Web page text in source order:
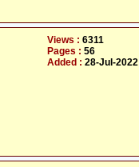
Views : 6311
Pages : 56
Added : 28-Jul-2022